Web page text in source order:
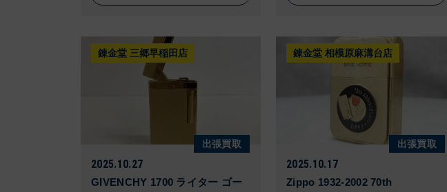
錬金堂 三郷早稲田店
出張買取
2025.10.27
GIVENCHY 1700 ライター ゴー
錬金堂 相模原麻溝台店
出張買取
2025.10.17
Zippo 1932-2002 70th